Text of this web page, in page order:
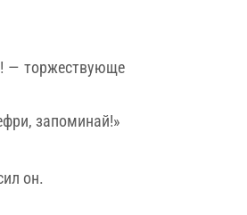
— торжествующе
запоминай!»
он.